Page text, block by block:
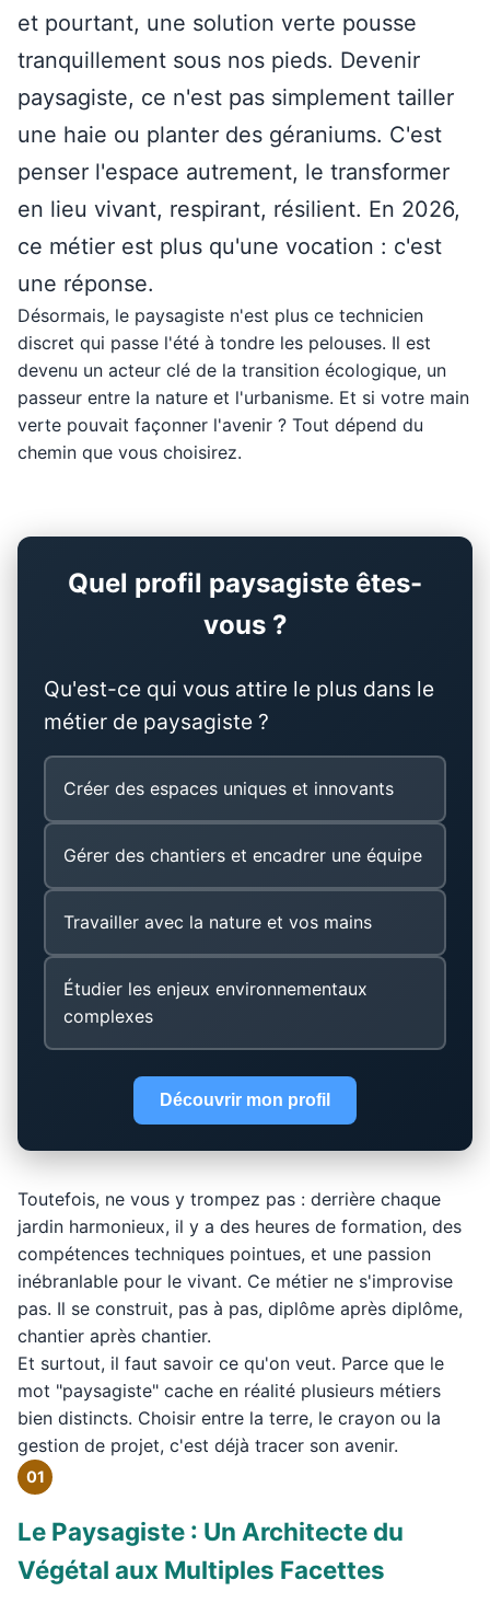
et pourtant, une solution verte pousse
tranquillement sous nos pieds. Devenir
paysagiste, ce n'est pas simplement tailler
une haie ou planter des géraniums. C'est
penser l'espace autrement, le transformer
en lieu vivant, respirant, résilient. En 2026,
ce métier est plus qu'une vocation : c'est
une réponse.
Désormais, le paysagiste n'est plus ce technicien
discret qui passe l'été à tondre les pelouses. Il est
devenu un acteur clé de la transition écologique, un
passeur entre la nature et l'urbanisme. Et si votre main
verte pouvait façonner l'avenir ? Tout dépend du
chemin que vous choisirez.
Quel profil paysagiste êtes-
vous ?
Qu'est-ce qui vous attire le plus dans le
métier de paysagiste ?
Créer des espaces uniques et innovants
Gérer des chantiers et encadrer une équipe
Travailler avec la nature et vos mains
Étudier les enjeux environnementaux
complexes
Découvrir mon profil
Toutefois, ne vous y trompez pas : derrière chaque
jardin harmonieux, il y a des heures de formation, des
compétences techniques pointues, et une passion
inébranlable pour le vivant. Ce métier ne s'improvise
pas. Il se construit, pas à pas, diplôme après diplôme,
chantier après chantier.
Et surtout, il faut savoir ce qu'on veut. Parce que le
mot "paysagiste" cache en réalité plusieurs métiers
bien distincts. Choisir entre la terre, le crayon ou la
gestion de projet, c'est déjà tracer son avenir.
01
Le Paysagiste : Un Architecte du
Végétal aux Multiples Facettes